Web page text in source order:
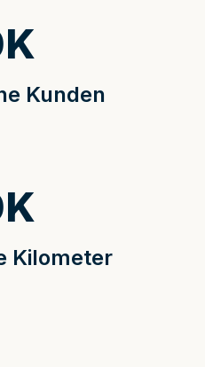
Kunden
K
Kilometer
K